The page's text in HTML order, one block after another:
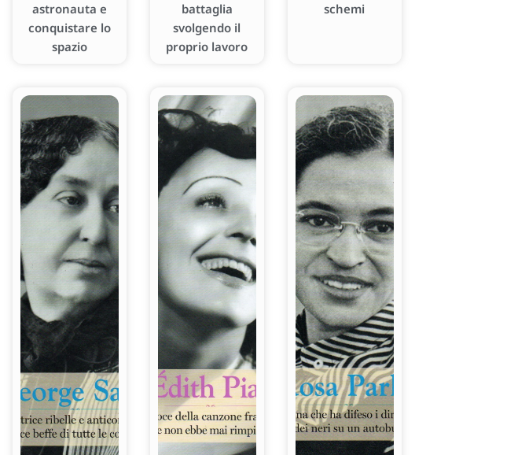
astronauta e
conquistare lo
spazio
battaglia
svolgendo il
proprio lavoro
schemi